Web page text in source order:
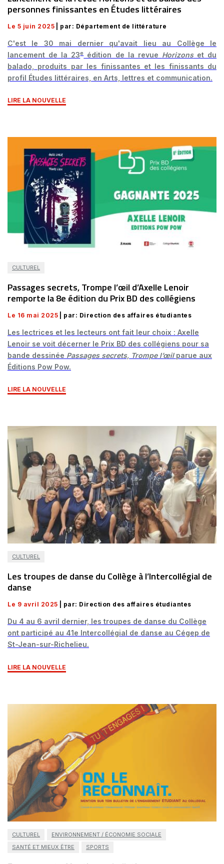
personnes finissantes en Études littéraires
Le 5 juin 2025 | par: Département de littérature
C'est le 30 mai dernier qu'avait lieu au Collège le
lancement de la 23eédition de la revue Horizonset du
balado, produits par les finissantes et les finissants du
profil Études littéraires, en Arts, lettres et communication.
LIRE LA NOUVELLE
CULTUREL
Passages secrets, Trompe l’œil d’Axelle Lenoir
remporte la 8e édition du Prix BD des collégiens
Le 16 mai 2025 | par: Direction des affaires étudiantes
Les lectrices et les lecteurs ont fait leur choix : Axelle
Lenoir se voit décerner le Prix BD des collégiens pour sa
bande dessinée Passages secrets, Trompe l’œil parue aux
Éditions Pow Pow.
LIRE LA NOUVELLE
CULTUREL
Les troupes de danse du Collège à l’Intercollégial de
danse
Le 9 avril 2025 | par: Direction des affaires étudiantes
Du 4 au 6 avril dernier, les troupes de danse du Collège
ont participé au 41e Intercollégial de danse au Cégep de
St-Jean-sur-Richelieu.
LIRE LA NOUVELLE
CULTUREL
ENVIRONNEMENT / ÉCONOMIE SOCIALE
SANTÉ ET MIEUX ÊTRE
SPORTS